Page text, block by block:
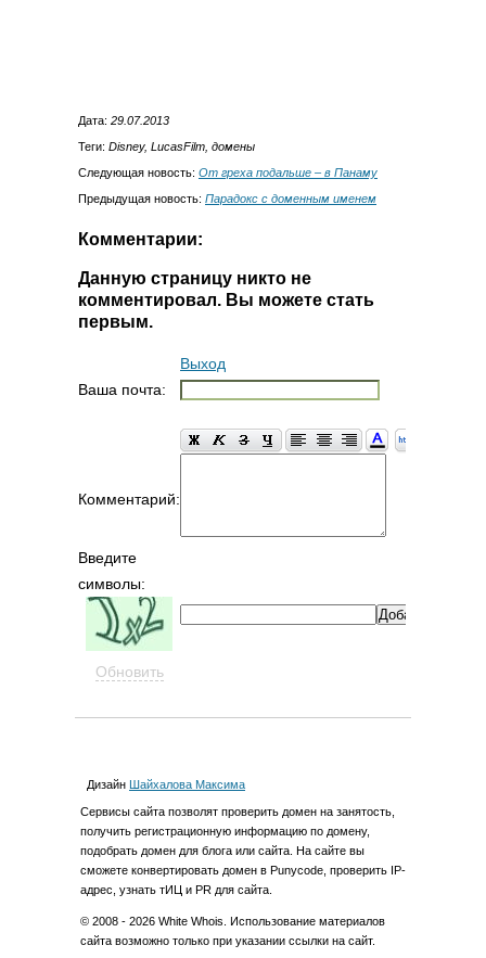
Дата: 29.07.2013
Теги: Disney, LucasFilm, домены
Следующая новость: От греха подальше – в Панаму
Предыдущая новость: Парадокс с доменным именем
Комментарии:
Данную страницу никто не
комментировал. Вы можете стать
первым.
Выход
Ваша почта:
Комментарий:
Введите
символы:
Обновить
Дизайн Шайхалова Максима
Cервиcы сайта позволят проверить домен на занятость,
получить регистрационную информацию по домену,
подобрать домен для блога или сайта. На сайте вы
сможете конвертировать домен в Punycode, проверить IP-
адрес, узнать тИЦ и PR для сайта.
© 2008 - 2026 White Whois. Использование материалов
сайта возможно только при указании ссылки на сайт.